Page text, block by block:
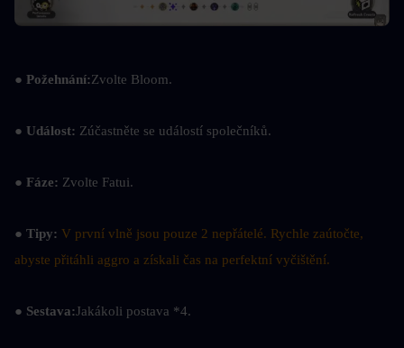
● Požehnání:Zvolte Bloom.
● Událost: Zúčastněte se událostí společníků.
● Fáze: Zvolte Fatui.
● Tipy: V první vlně jsou pouze 2 nepřátelé. Rychle zaútočte,
abyste přitáhli aggro a získali čas na perfektní vyčištění.
● Sestava:Jakákoli postava *4.